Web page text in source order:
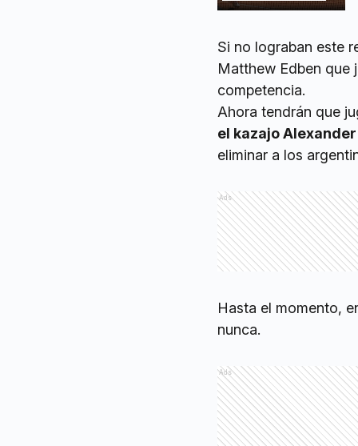
Si no lograban este
Matthew Edben que
competencia.
Ahora tendrán que
el kazajo
eliminar a los
Ads
Hasta el momento,
nunca.
Ads